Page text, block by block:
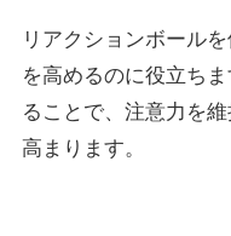
リアクションボール
を高めるのに役立ち
ることで、注意力を
高まります。